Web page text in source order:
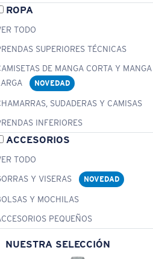
ROPA
TODO
SUPERIORES TÉCNICAS
DE MANGA CORTA Y MANGA
NOVEDAD
SUDADERAS Y CAMISAS
INFERIORES
ACCESORIOS
TODO
Y VISERAS
NOVEDAD
Y MOCHILAS
PEQUEÑOS
NUESTRA SELECCIÓN